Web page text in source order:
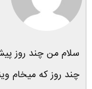
سلام من چند روز
چند روز که میخام